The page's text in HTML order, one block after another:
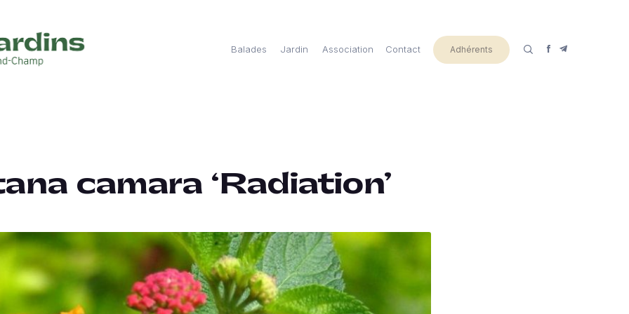
Balades Jardin Association Adhérents
Contact
camara ‘Radiation’